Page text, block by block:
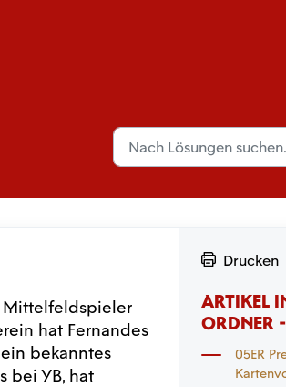
Mittelfeldspieler
hat Fernandes
bekanntes
bei YB, hat
Drucken
ARTIKEL
ORDNER -
05ER